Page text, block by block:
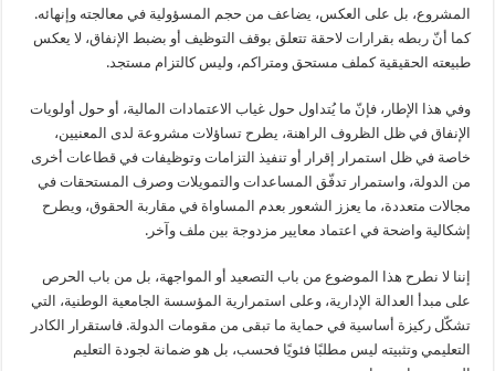
المشروع، بل على العكس، يضاعف من حجم المسؤولية في معالجته وإنهائه.
كما أنّ ربطه بقرارات لاحقة تتعلق بوقف التوظيف أو بضبط الإنفاق، لا يعكس
طبيعته الحقيقية كملف مستحق ومتراكم، وليس كالتزام مستجد.
وفي هذا الإطار، فإنّ ما يُتداول حول غياب الاعتمادات المالية، أو حول أولويات
الإنفاق في ظل الظروف الراهنة، يطرح تساؤلات مشروعة لدى المعنيين،
خاصة في ظل استمرار إقرار أو تنفيذ التزامات وتوظيفات في قطاعات أخرى
من الدولة، واستمرار تدفّق المساعدات والتمويلات وصرف المستحقات في
مجالات متعددة، ما يعزز الشعور بعدم المساواة في مقاربة الحقوق، ويطرح
إشكالية واضحة في اعتماد معايير مزدوجة بين ملف وآخر.
إننا لا نطرح هذا الموضوع من باب التصعيد أو المواجهة، بل من باب الحرص
على مبدأ العدالة الإدارية، وعلى استمرارية المؤسسة الجامعية الوطنية، التي
تشكّل ركيزة أساسية في حماية ما تبقى من مقومات الدولة. فاستقرار الكادر
التعليمي وتثبيته ليس مطلبًا فئويًا فحسب، بل هو ضمانة لجودة التعليم